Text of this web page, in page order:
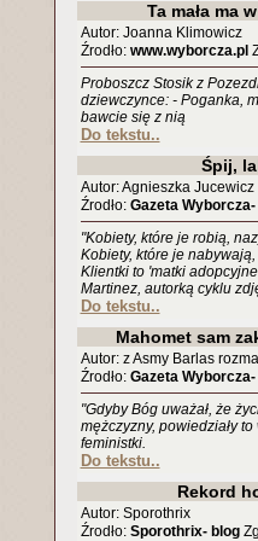
Ta mała ma
Autor: Joanna Klimowicz
Źrodło: www.wyborcza.pl
Proboszcz Stosik z
dziewczynce: - Poganka,
bawcie się z nią
Do tekstu..
Śpij,
Autor: Agnieszka Jucewicz
Źrodło: Gazeta
"Kobiety, które je robią,
Kobiety, które je
Klientki to 'matki
Martinez, autorką cyklu
Do tekstu..
Mahomet sam
Autor: z Asmy Barlas
Źrodło: Gazeta
"Gdyby Bóg uważał, że
mężczyzny, powiedziały
feministki.
Do tekstu..
Rekord
Autor: Sporothrix
Źrodło: Sporothrix- blog